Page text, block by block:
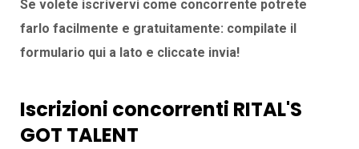
Se volete iscrivervi come concorrente potrete
farlo facilmente e gratuitamente: compilate il
formulario qui a lato e cliccate invia!
Iscrizioni concorrenti RITAL'S
GOT TALENT